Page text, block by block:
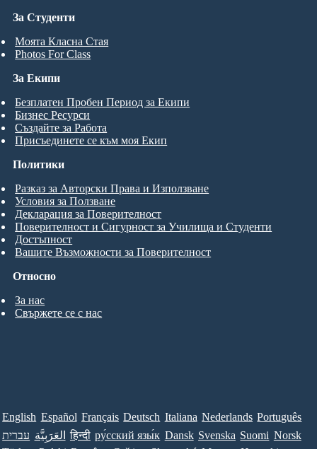
За Студенти
Моята Класна Стая
Photos For Class
За Екипи
Безплатен Пробен Период за Екипи
Бизнес Ресурси
Създайте за Работа
Присъединете се към моя Екип
Относно
За нас
Свържете се с нас
Политики
Разказ за Авторски Права и Използване
Условия за Ползване
Декларация за Поверителност
Поверителност и Сигурност за Училища и Студенти
Достъпност
Вашите Възможности за Поверителност
English Español Français Deutsch Italiana Nederlands Português
עברית العَرَبِيَّة हिन्दी ру́сский язы́к Dansk Svenska Suomi Norsk